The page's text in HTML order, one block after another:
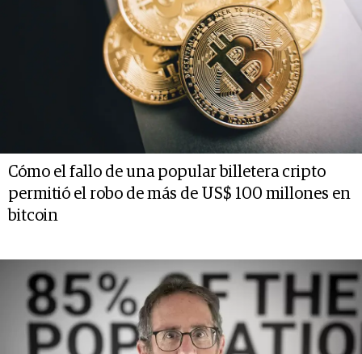
Cómo el fallo de una popular billetera cripto
permitió el robo de más de US$ 100 millones en
bitcoin